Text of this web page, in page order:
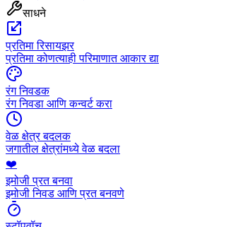
साधने
प्रतिमा रिसायझर
प्रतिमा कोणत्याही परिमाणात आकार द्या
रंग निवडक
रंग निवडा आणि कन्वर्ट करा
वेळ क्षेत्र बदलक
जगातील क्षेत्रांमध्ये वेळ बदला
❤️
इमोजी प्रत बनवा
इमोजी निवड आणि प्रत बनवणे